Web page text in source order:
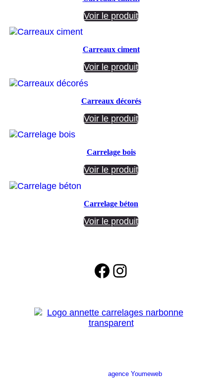
Voir le produit
Carreaux ciment
Voir le produit
Carreaux décorés
Voir le produit
Carrelage bois
Voir le produit
Carrelage béton
Voir le produit
Facebook
Instagram
agence Youmeweb